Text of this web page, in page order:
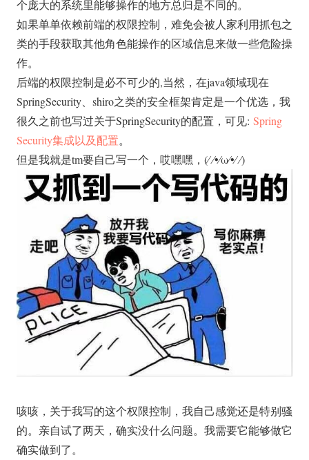
个庞大的系统里能够操作的地方总归是不同的。
如果单单依赖前端的权限控制，难免会被人家利用抓包之
类的手段获取其他角色能操作的区域信息来做一些危险操
作。
后端的权限控制是必不可少的,当然，在java领域现在
SpringSecurity、shiro之类的安全框架肯定是一个优选，我
很久之前也写过关于SpringSecurity的配置，可见: Spring
Security集成以及配置。
但是我就是tm要自己写一个，哎嘿嘿，(⁄ ⁄•⁄ω⁄•⁄ ⁄)
咳咳，关于我写的这个权限控制，我自己感觉还是特别骚
的。亲自试了两天，确实没什么问题。我需要它能够做它
确实做到了。